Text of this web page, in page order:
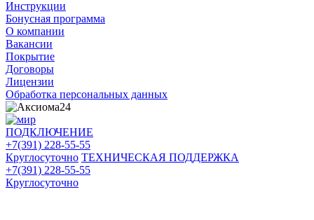
Инструкции
Бонусная программа
О компании
Вакансии
Покрытие
Договоры
Лицензии
Обработка персональных данных
ПОДКЛЮЧЕНИЕ
+7(391) 228-55-55
Круглосуточно ТЕХНИЧЕСКАЯ ПОДДЕРЖКА
+7(391) 228-55-55
Круглосуточно